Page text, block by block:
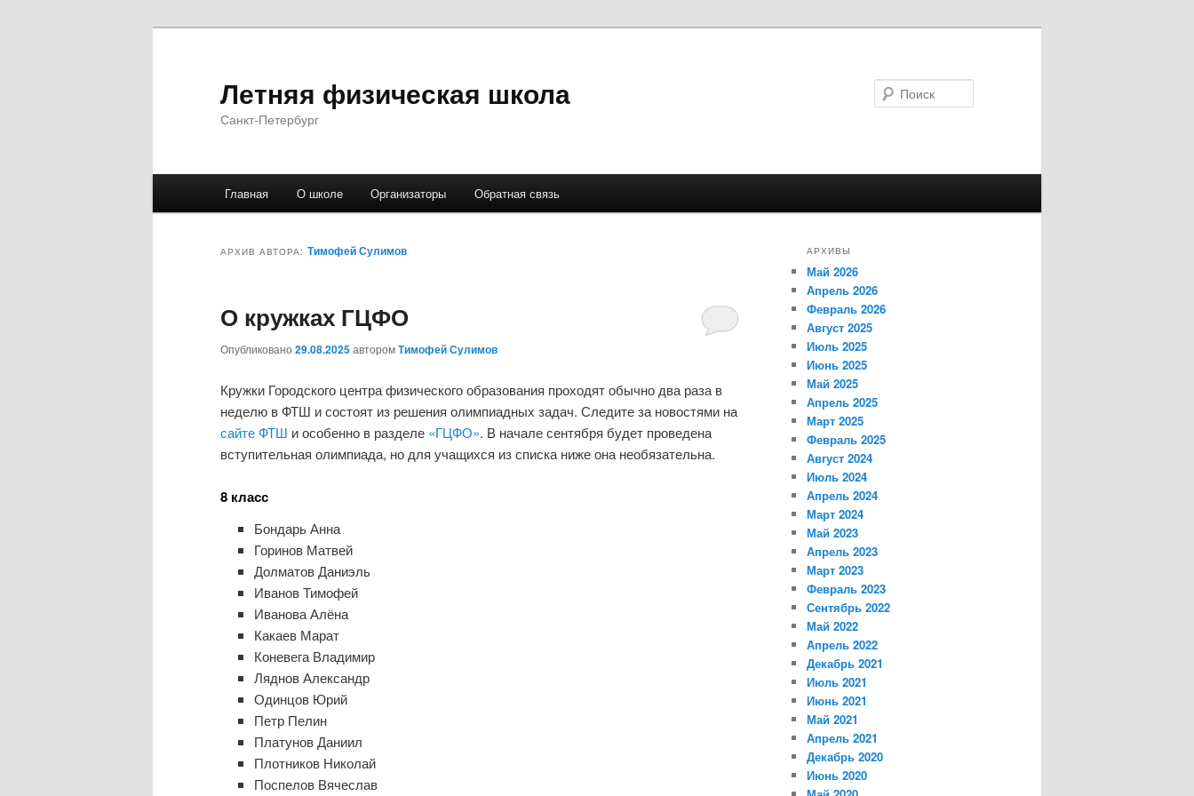
Летняя физическая школа
Санкт-Петербург
Перейти
содержимому
Перейти
содержимому
Главная О школе Организаторы Обратная связь
АРХИВ АВТОРА: Тимофей Сулимов
О кружках ГЦФО
Опубликовано 29.08.2025авторомТимофей Сулимов
Кружки Городского центра физического образования проходят обычно два раза в
неделю в ФТШ и состоят из решения олимпиадных задач. Следите за новостями на
сайте ФТШ и особенно в разделе «ГЦФО». В начале сентября будет проведена
вступительная олимпиада, но для учащихся из списка ниже она необязательна.
8 класс
Бондарь Анна
Горинов Матвей
Долматов Даниэль
Иванов Тимофей
Иванова Алёна
Какаев Марат
Коневега Владимир
Ляднов Александр
Одинцов Юрий
Петр Пелин
Платунов Даниил
Плотников Николай
Поспелов Вячеслав
АРХИВЫ
Май 2026
Апрель 2026
Февраль 2026
Август 2025
Июль 2025
Июнь 2025
Май 2025
Апрель 2025
Март 2025
Февраль 2025
Август 2024
Июль 2024
Апрель 2024
Март 2024
Май 2023
Апрель 2023
Март 2023
Февраль 2023
Сентябрь 2022
Май 2022
Апрель 2022
Декабрь 2021
Июль 2021
Июнь 2021
Май 2021
Апрель 2021
Декабрь 2020
Июнь 2020